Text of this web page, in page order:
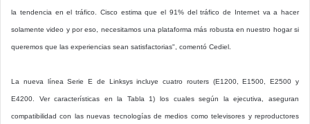
la tendencia en el tráfico. Cisco estima que el 91% del tráfico de Internet va a hacer
solamente video y por eso, necesitamos una plataforma más robusta en nuestro hogar si
queremos que las experiencias sean satisfactorias", comentó Cediel.
La nueva línea Serie E de Linksys incluye cuatro routers (E1200, E1500, E2500 y
E4200. Ver características en la Tabla 1) los cuales según la ejecutiva, aseguran
compatibilidad con las nuevas tecnologías de medios como televisores y reproductores